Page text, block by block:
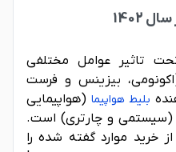
1402
تاثیر عوامل مختلفی
بیزینس و فرست
بلیط هواپیما (هواپیمایی
(سیستمی و چارتری) است.
خرید موارد گفته شده را